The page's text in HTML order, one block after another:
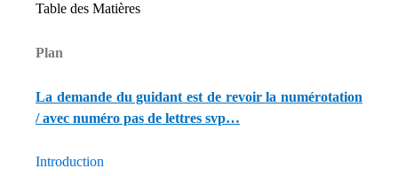
Table des Matières
Plan
La demande du guidant est de revoir la numérotation
/ avec numéro pas de lettres svp…
Introduction